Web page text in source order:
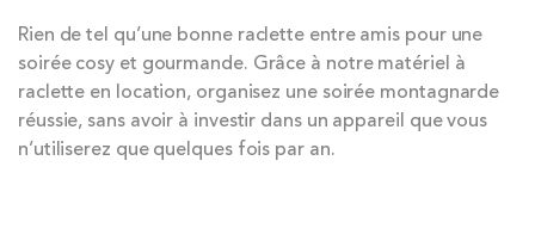
Rien de tel qu’une bonne raclette entre amis pour une
soirée cosy et gourmande. Grâce à notre matériel à
raclette en location, organisez une soirée montagnarde
réussie, sans avoir à investir dans un appareil que vous
n’utiliserez que quelques fois par an.